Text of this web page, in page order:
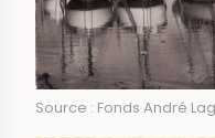
Source : Fonds André